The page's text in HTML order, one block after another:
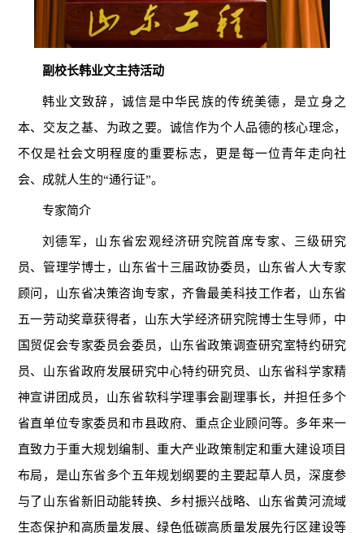
副校长韩业文主持活动
韩业文致辞，诚信是中华民族的传统美德，是立身之
本、交友之基、为政之要。诚信作为个人品德的核心理念，
不仅是社会文明程度的重要标志，更是每一位青年走向社
会、成就人生的“通行证”。
专家简介
刘德军，山东省宏观经济研究院首席专家、三级研究
员、管理学博士，山东省十三届政协委员，山东省人大专家
顾问，山东省决策咨询专家，齐鲁最美科技工作者，山东省
五一劳动奖章获得者，山东大学经济研究院博士生导师，中
国贸促会专家委员会委员，山东省政策调查研究室特约研究
员、山东省政府发展研究中心特约研究员、山东省科学家精
神宣讲团成员，山东省软科学理事会副理事长，并担任多个
省直单位专家委员和市县政府、重点企业顾问等。多年来一
直致力于重大规划编制、重大产业政策制定和重大建设项目
布局，是山东省多个五年规划纲要的主要起草人员，深度参
与了山东省新旧动能转换、乡村振兴战略、山东省黄河流域
生态保护和高质量发展、绿色低碳高质量发展先行区建设等